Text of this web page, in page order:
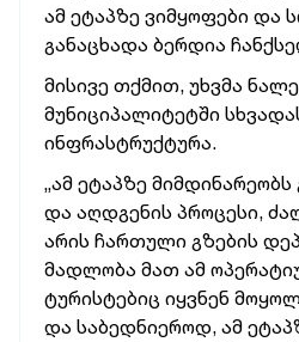
ამ ეტაპზე ვიმყოფები და
განაცხადა ბერდია
მისივე თქმით, უხვმა
მუნიციპალიტეტში
ინფრასტრუქტურა.
„ამ ეტაპზე მიმდინარეობს
და აღდგენის პროცესი,
არის ჩართული გზების
მადლობა მათ ამ
ტურისტებიც იყვნენ
და საბედნიეროდ, ამ